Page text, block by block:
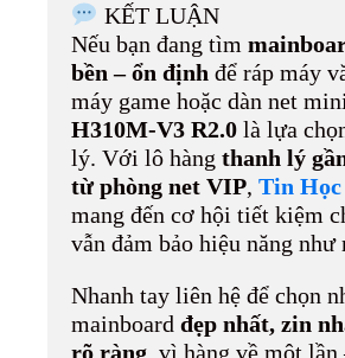
KẾT LUẬN
Nếu bạn đang tìm
bền – ổn định để ráp máy
máy game hoặc dàn net
H310M-V3 R2.0 là lựa
lý. Với lô hàng thanh lý
từ phòng net VIP, Tin Học
mang đến cơ hội tiết kiệm
vẫn đảm bảo hiệu năng như
Nhanh tay liên hệ để chọn
mainboard đẹp nhất, zin
rõ ràng , vì hàng về một lần